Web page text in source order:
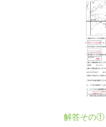
解答その①